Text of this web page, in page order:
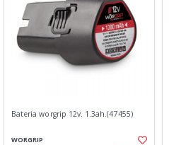
Bateria worgrip 12v. 1.3ah.(47455)
WORGRIP